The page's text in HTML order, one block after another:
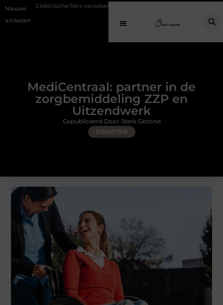
Nieuwe
artikelen
fiets verzekeren: voorkom hoge kosten bij diefstal en schade
MediCentraal: partner in de
zorgbemiddeling ZZP en
Uitzendwerk
DIENSTEN
Gepubliceerd Door Sterk Gezond